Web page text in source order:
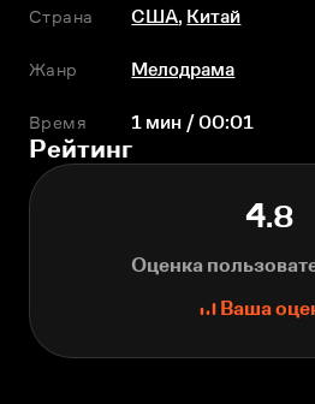
Страна
США, Китай
Жанр Мелодрама
Время 1 мин / 00:01
Рейтинг
4.8
Оценка
Ваша